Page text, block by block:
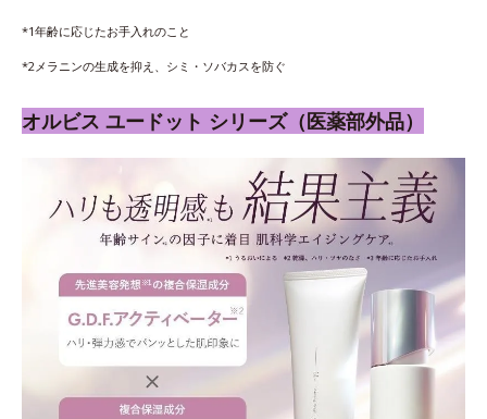
*1年齢に応じたお手入れのこと
*2メラニンの生成を抑え、シミ・ソバカスを防ぐ
オルビス ユードット シリーズ（医薬部外品）